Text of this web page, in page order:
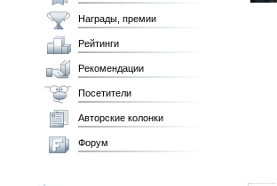
Награды, премии
Рейтинги
Рекомендации
Посетители
Авторские колонки
Форум